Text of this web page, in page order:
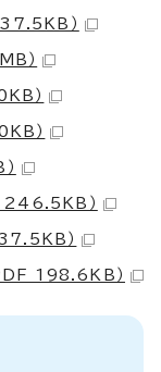
）
）
）
）
246.5KB）
）
198.6KB）